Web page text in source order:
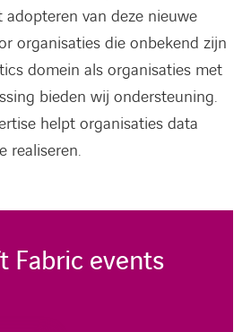
van deze nieuwe
organisaties die onbekend zijn
domein als organisaties met
bieden wij ondersteuning.
helpt organisaties data
realiseren.
Fabric events